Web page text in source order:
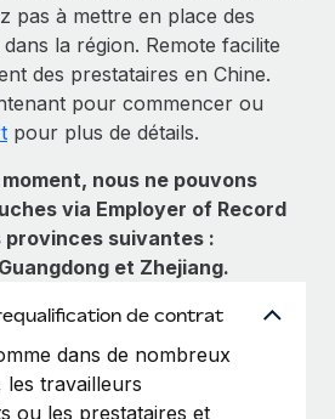
pas à mettre en place des
la région. Remote facilite
des prestataires en Chine.
pour commencer ou
pour plus de détails.
nous ne pouvons
via Employer of Record
provinces suivantes :
et Zhejiang.
de contrat
dans de nombreux
les travailleurs
ou les prestataires et